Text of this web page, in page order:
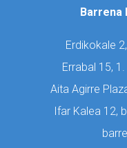
Barrena
Erdikokale
Errabal 15,
Aita Agirre
Ifar Kalea 12,